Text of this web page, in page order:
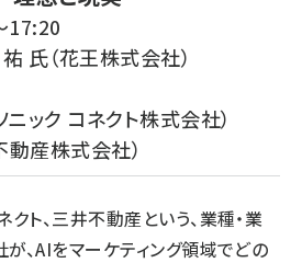
17:20
氏（花王株式会社）
ック コネクト株式会社）
産株式会社）
クト、三井不動産という、業種・業
、AIをマーケティング領域でどの